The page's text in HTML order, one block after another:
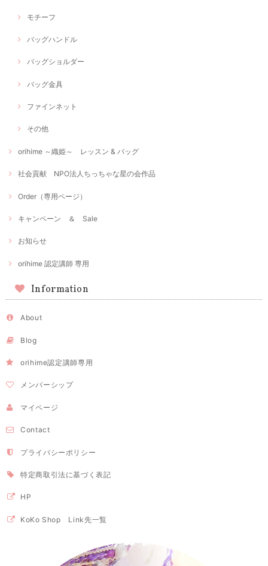
モチーフ
バッグハンドル
バッグショルダー
バッグ金具
ファインネット
その他
orihime ～織姫～ レッスン & バッグ
社会貢献 NPO法人ちっちゃな星の会作品
Order（専用ページ）
キャンペーン ＆ Sale
お知らせ
orihime 認定講師 専用
Information
About
Blog
orihime認定講師専用
メンバーシップ
マイページ
Contact
プライバシーポリシー
特定商取引法に基づく表記
HP
KoKo Shop Link先一覧